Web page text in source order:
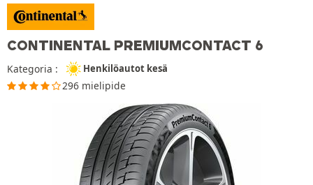
CONTINENTAL PREMIUMCONTACT 6
Kategoria : Henkilöautot kesä
296 mielipide